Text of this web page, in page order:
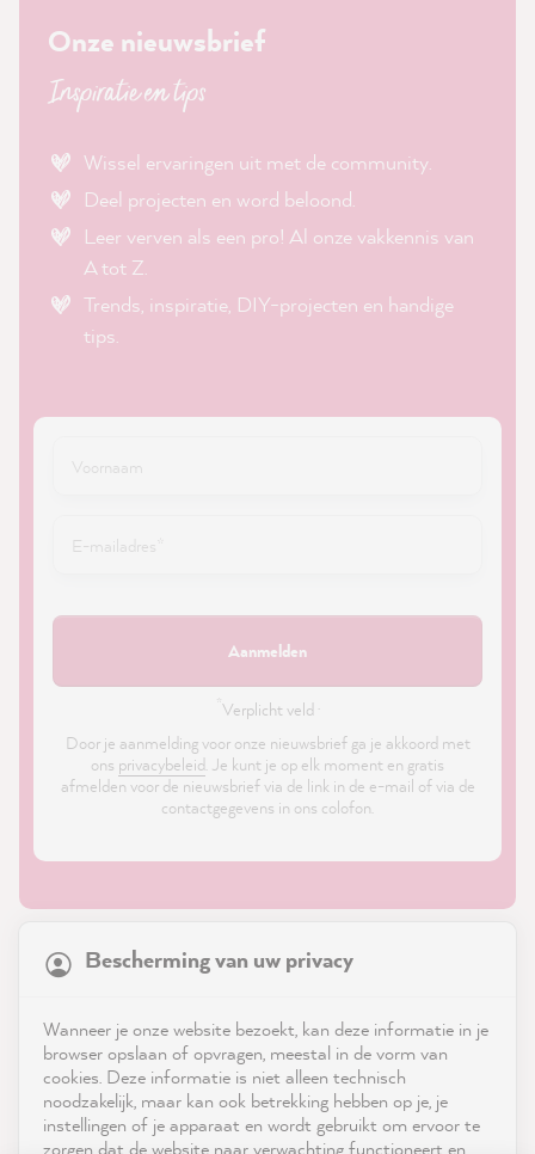
Onze nieuwsbrief
Inspiratie en tips
Wissel ervaringen uit met de community.
Deel projecten en word beloond.
Leer verven als een pro! Al onze vakkennis van
A tot Z.
Trends, inspiratie, DIY-projecten en handige
tips.
Aanmelden
Verplicht veld ·
Door je aanmelding voor onze nieuwsbrief ga je akkoord met
ons privacybeleid. Je kunt je op elk moment en gratis
afmelden voor de nieuwsbrief via de link in de e-mail of via de
contactgegevens in ons colofon.
Service
Neem contact op met
Bescherming van uw privacy
Wanneer je onze website bezoekt, kan deze informatie in je
browser opslaan of opvragen, meestal in de vorm van
cookies. Deze informatie is niet alleen technisch
noodzakelijk, maar kan ook betrekking hebben op je, je
instellingen of je apparaat en wordt gebruikt om ervoor te
zorgen dat de website naar verwachting functioneert en
21,903Reviews
reviews-io